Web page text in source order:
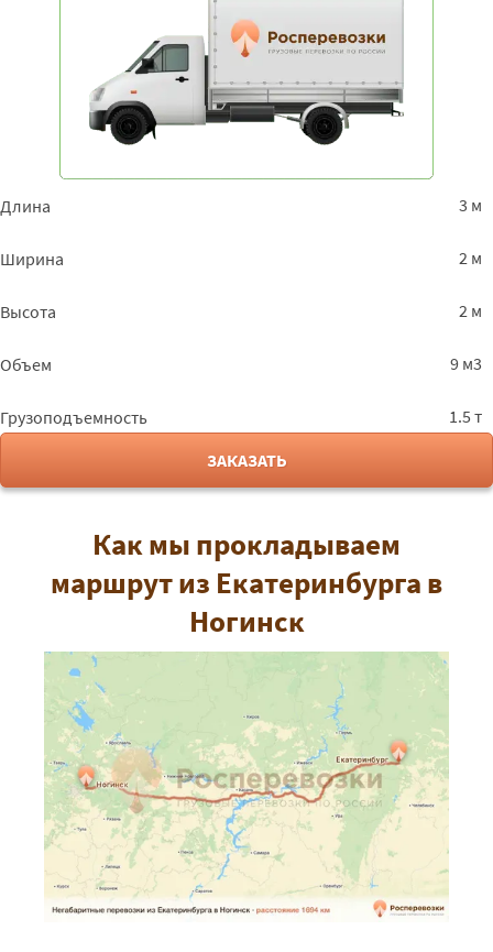
Длина 3 м
Ширина 2 м
Высота 2 м
Объем 9 м3
Грузоподъемность
1.5 т
ЗАКАЗАТЬ
Как мы прокладываем
маршрут из Екатеринбурга в
Ногинск